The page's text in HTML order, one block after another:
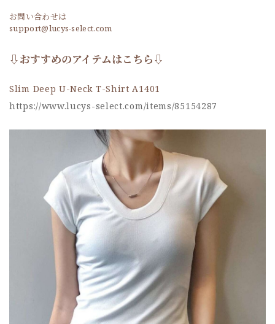
お問い合わせは
support@lucys-select.com
⇩おすすめのアイテムはこちら⇩
Slim Deep U-Neck T-Shirt A1401
https://www.lucys-select.com/items/85154287